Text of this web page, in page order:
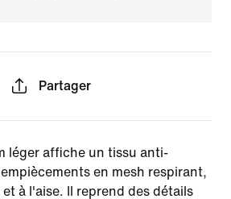
Partager
léger affiche un tissu anti-
en mesh respirant,
à l'aise. Il reprend des détails